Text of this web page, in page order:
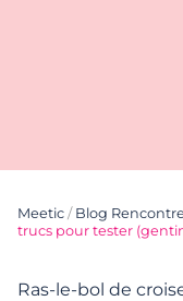
Meetic / Blog Rencontre
trucs pour tester
Ras-le-bol de